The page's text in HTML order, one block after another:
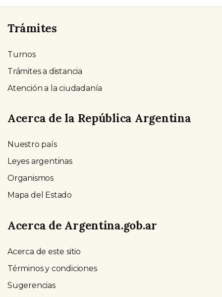
Trámites
Turnos
Trámites a distancia
Atención a la ciudadanía
Acerca de la República Argentina
Nuestro país
Leyes argentinas
Organismos
Mapa del Estado
Acerca de Argentina.gob.ar
Acerca de este sitio
Términos y condiciones
Sugerencias